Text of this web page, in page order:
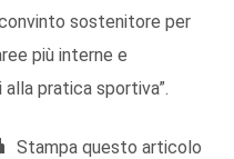
sostenitore per
più interne e
pratica sportiva”.
Stampa questo articolo